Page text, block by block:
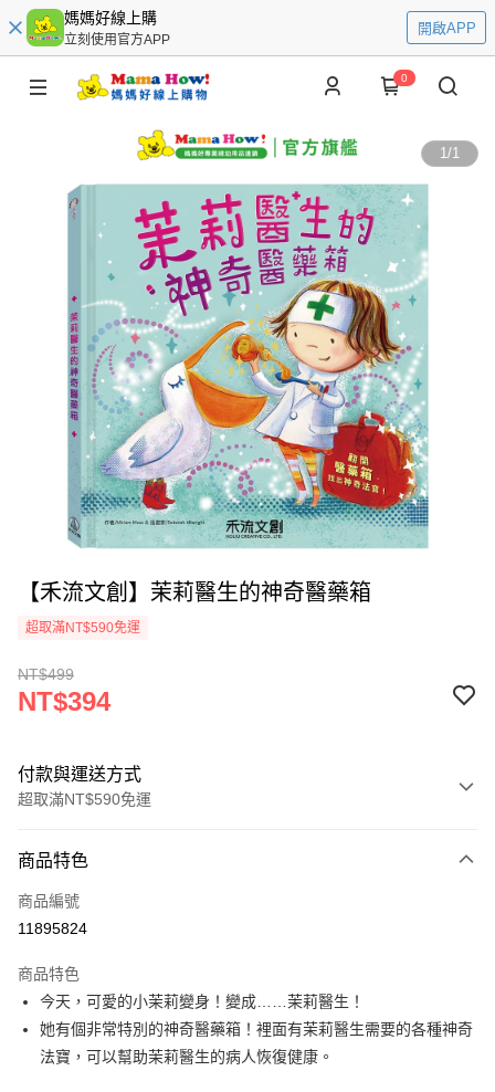
媽媽好線上購
立刻使用官方APP
開啟APP
0
1/1
【禾流文創】茉莉醫生的神奇醫藥箱
超取滿NT$590免運
NT$499
NT$394
付款與運送方式
超取滿NT$590免運
信用卡一次付款
超商取貨付款
Apple Pay
街口支付
商品特色
商品編號
11895824
商品特色
今天，可愛的小茉莉變身！變成……茉莉醫生！
她有個非常特別的神奇醫藥箱！裡面有茉莉醫生需要的各種神奇
法寶，可以幫助茉莉醫生的病人恢復健康。